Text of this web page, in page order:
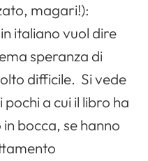
magari!):
italiano vuol dire
speranza di
difficile. Si vede
a cui il libro ha
bocca, se hanno